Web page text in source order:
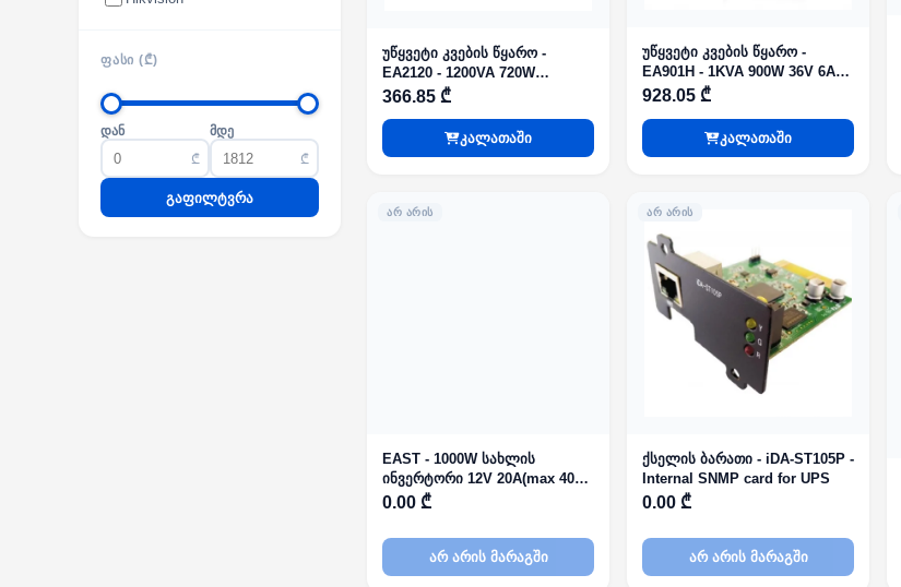
ᲤᲐᲡᲘ (₾)
დან
₾
მდე
₾
გაფილტვრა
უწყვეტი კვების წყარო -
EA2120 - 1200VA 720W
2x12V7Ah Tower Line-
366.85 ₾
კალათაში
უწყვეტი კვების წყარო -
EA901H - 1KVA 900W 36V 6A
Tower LCD SNMP slot RS-232
გარეშე)
928.05 ₾
კალათაში
ᲐᲠ ᲐᲠᲘᲡ
EAST - 1000W სახლის
ინვერტორი 12V 20A(max 40A)
pure sine wave with DC
0.00 ₾
არ არის მარაგში
ᲐᲠ ᲐᲠᲘᲡ
ქსელის ბარათი - iDA-ST105P -
Internal SNMP card for UPS
0.00 ₾
არ არის მარაგში